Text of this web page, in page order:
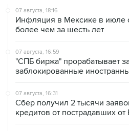
07 августа, 18:16
Инфляция в Мексике в июле
более чем за шесть лет
07 августа, 16:59
"СПБ биржа" прорабатывает
заблокированные
07 августа, 16:31
Сбер получил 2 тысячи
кредитов от пострадавших